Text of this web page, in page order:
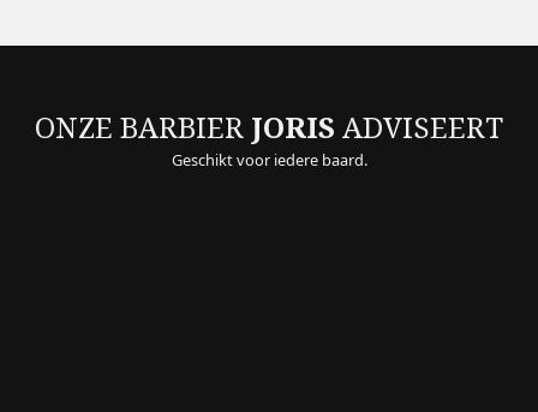
ONZE BARBIER JORIS ADVISEERT
Geschikt voor iedere baard.